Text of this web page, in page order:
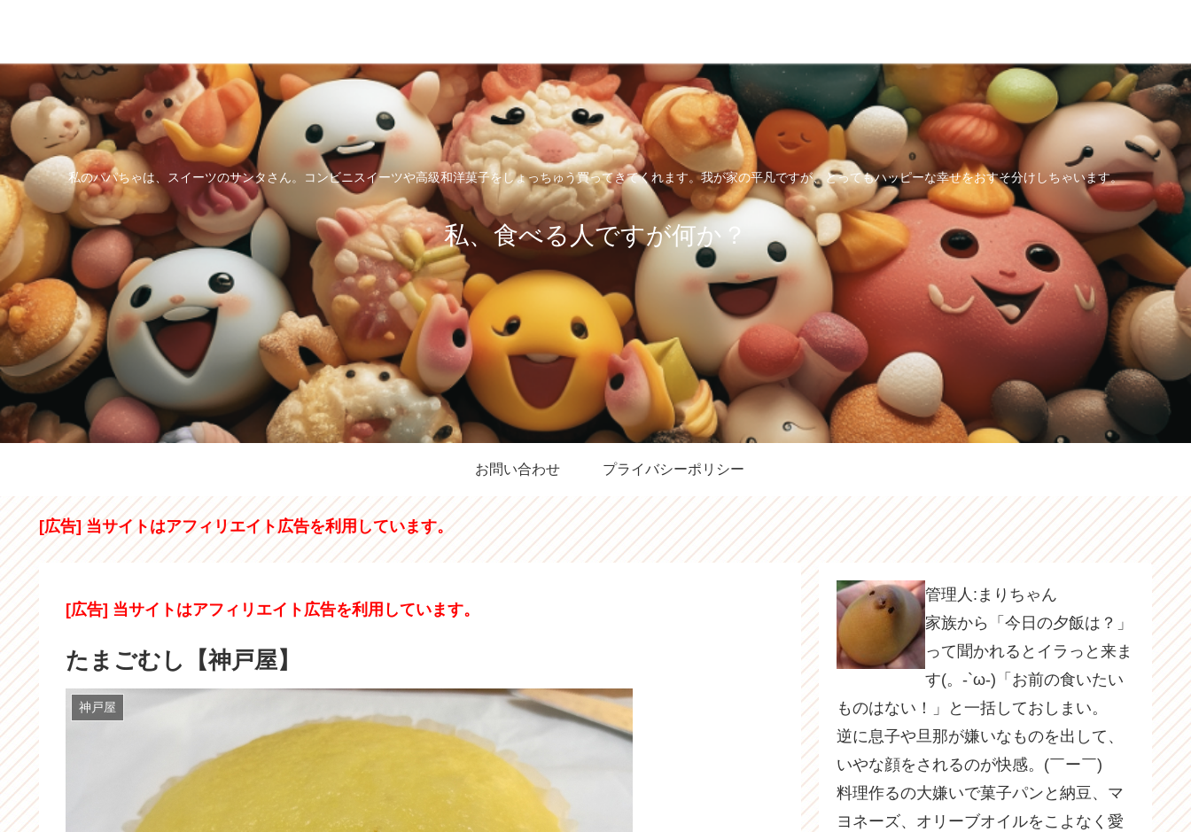
私のパパちゃは、スイーツのサンタさん。コンビニスイーツや高級和洋菓子をしょっちゅう買ってきてくれます。我が家の平凡ですが、とってもハッピーな幸せをおすそ分けしちゃいます。
私、食べる人ですが何か？
お問い合わせ プライバシーポリシー
[広告] 当サイトはアフィリエイト広告を利用しています。
[広告] 当サイトはアフィリエイト広告を利用しています。
たまごむし【神戸屋】
神戸屋
管理人:まりちゃん
家族から「今日の夕飯は？」
って聞かれるとイラっと来ま
す(。-`ω-)「お前の食いたい
ものはない！」と一括しておしまい。
逆に息子や旦那が嫌いなものを出して、
いやな顔をされるのが快感。(￣ー￣)
料理作るの大嫌いで菓子パンと納豆、マ
ヨネーズ、オリーブオイルをこよなく愛